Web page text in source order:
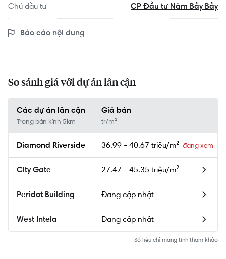
Chủ đầu tư CP Đầu tư Năm Bảy Bảy
Báo cáo nội dung
So sánh giá với dự án lân cận
Các dự án lân cận
Trong bán kính 5km
Giá bán
tr/m²
Diamond Riverside 36.99 - 40.67 triệu/m²
City Gate 27.47 - 45.35 triệu/m²
Peridot Building Đang cập nhật
West Intela Đang cập nhật
Số liệu chỉ mang tính tham khảo